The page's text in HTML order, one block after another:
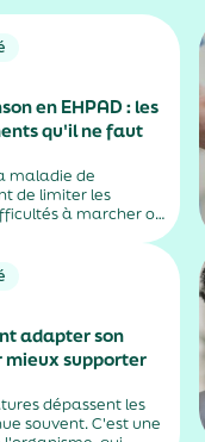
en EHPAD : les
qu'il ne faut
maladie de
de limiter les
à marcher ou
notamment
vivant en
adapter son
supporter
dépassent les
souvent. C'est une